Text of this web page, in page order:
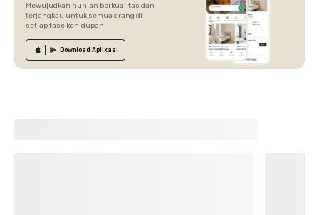
Mewujudkan hunian berkualitas dan
terjangkau untuk semua orang di
setiap fase kehidupan.
Download Aplikasi